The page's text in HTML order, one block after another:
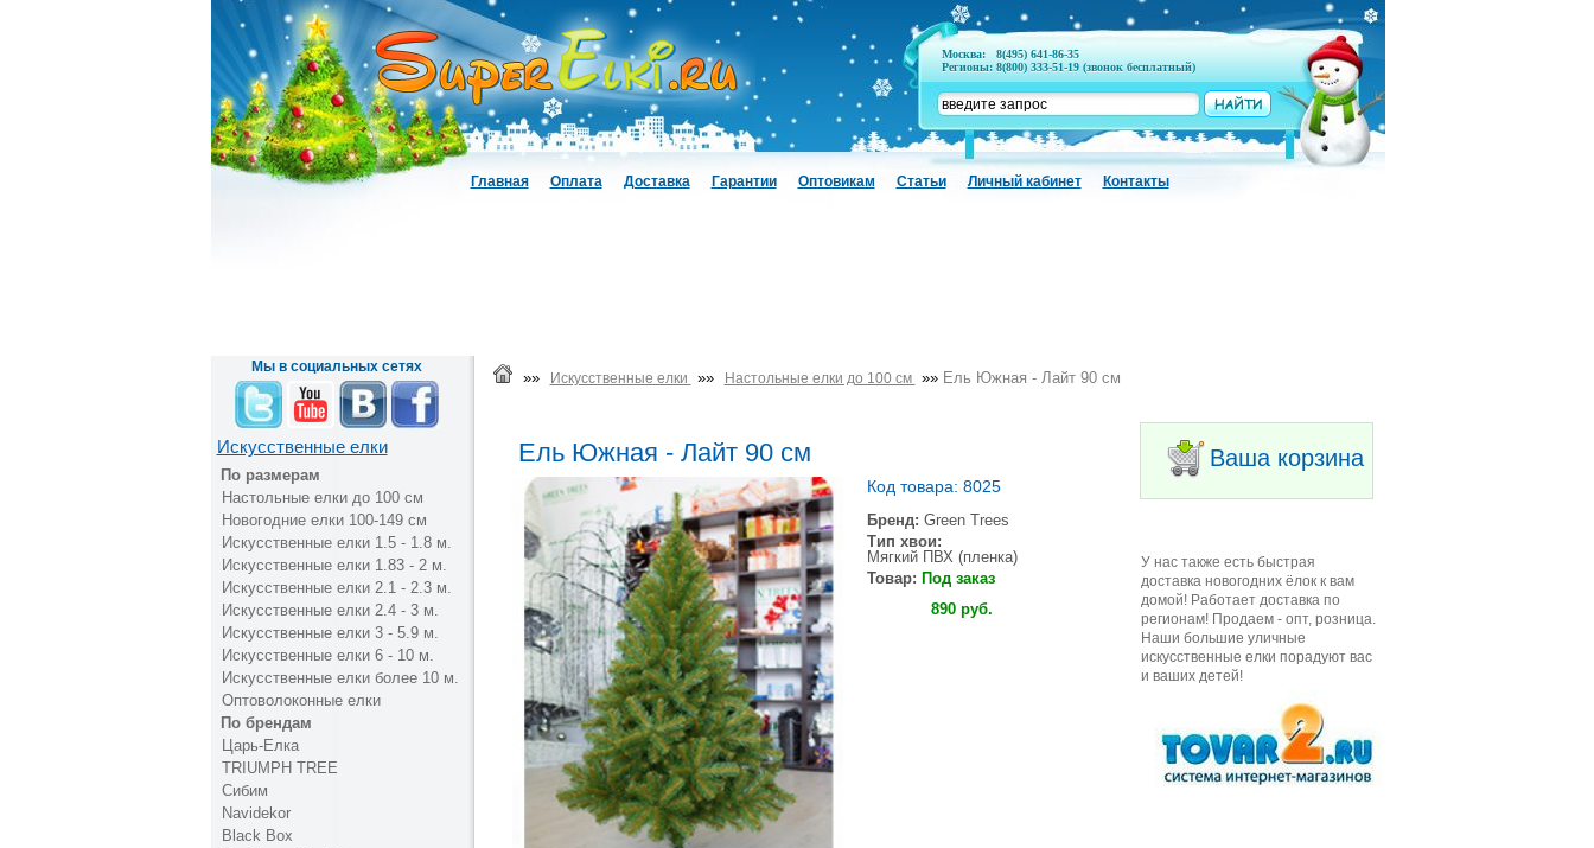
Москва:
8(495) 641-86-35
Регионы: 8(800) 333-51-19 (звонок бесплатный)
Главная Оплата Доставка Гарантии Оптовикам Статьи Личный кабинет Контакты
Ваша корзина
У нас также есть быстрая
доставка новогодних ёлок к вам
домой! Работает доставка по
регионам! Продаем - опт, розница.
Наши большие уличные
искусственные елки порадуют вас
и ваших детей!
Мы в социальных сетях
Искусственные елки
По размерам
Настольные елки до 100 см
Новогодние елки 100-149 см
Искусственные елки 1.5 - 1.8 м.
Искусственные елки 1.83 - 2 м.
Искусственные елки 2.1 - 2.3 м.
Искусственные елки 2.4 - 3 м.
Искусственные елки 3 - 5.9 м.
Искусственные елки 6 - 10 м.
Искусственные елки более 10 м.
Оптоволоконные елки
По брендам
Царь-Елка
TRIUMPH TREE
Сибим
Navidekor
Black Box
»» Искусственные елки »» Настольные елки до 100 см »» Ель Южная - Лайт 90 см
Ель Южная - Лайт 90 см
Код товара: 8025
Бренд: Green Trees
Тип хвои:
Мягкий ПВХ (пленка)
Товар: Под заказ
890 руб.